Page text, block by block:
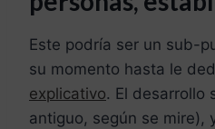
Este podría ser un sub-
su momento hasta le
explicativo. El desarrollo
antiguo, según se mire),